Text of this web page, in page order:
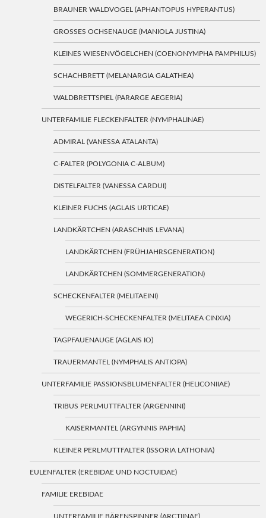
BRAUNER WALDVOGEL (APHANTOPUS HYPERANTUS)
GROSSES OCHSENAUGE (MANIOLA JUSTINA)
KLEINES WIESENVÖGELCHEN (COENONYMPHA PAMPHILUS)
SCHACHBRETT (MELANARGIA GALATHEA)
WALDBRETTSPIEL (PARARGE AEGERIA)
UNTERFAMILIE FLECKENFALTER (NYMPHALINAE)
ADMIRAL (VANESSA ATALANTA)
C-FALTER (POLYGONIA C-ALBUM)
DISTELFALTER (VANESSA CARDUI)
KLEINER FUCHS (AGLAIS URTICAE)
LANDKÄRTCHEN (ARASCHNIS LEVANA)
LANDKÄRTCHEN (FRÜHJAHRSGENERATION)
LANDKÄRTCHEN (SOMMERGENERATION)
SCHECKENFALTER (MELITAEINI)
WEGERICH-SCHECKENFALTER (MELITAEA CINXIA)
TAGPFAUENAUGE (AGLAIS IO)
TRAUERMANTEL (NYMPHALIS ANTIOPA)
UNTERFAMILIE PASSIONSBLUMENFALTER (HELICONIIAE)
TRIBUS PERLMUTTFALTER (ARGENNINI)
KAISERMANTEL (ARGYNNIS PAPHIA)
KLEINER PERLMUTTFALTER (ISSORIA LATHONIA)
EULENFALTER (EREBIDAE UND NOCTUIDAE)
FAMILIE EREBIDAE
UNTERFAMILIE BÄRENSPINNER (ARCTIINAE)